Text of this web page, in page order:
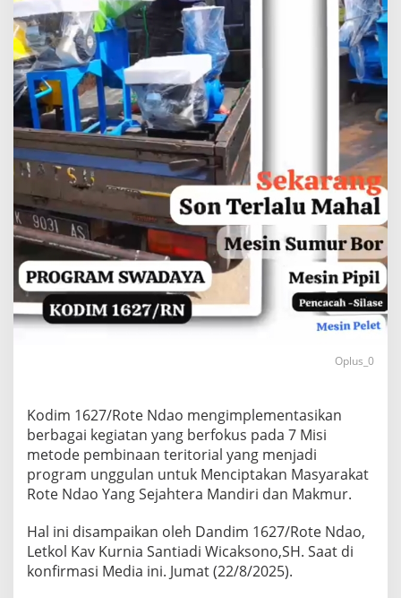
Oplus_0
Kodim 1627/Rote Ndao mengimplementasikan
berbagai kegiatan yang berfokus pada 7 Misi
metode pembinaan teritorial yang menjadi
program unggulan untuk Menciptakan Masyarakat
Rote Ndao Yang Sejahtera Mandiri dan Makmur.
Hal ini disampaikan oleh Dandim 1627/Rote Ndao,
Letkol Kav Kurnia Santiadi Wicaksono,SH. Saat di
konfirmasi Media ini. Jumat (22/8/2025).